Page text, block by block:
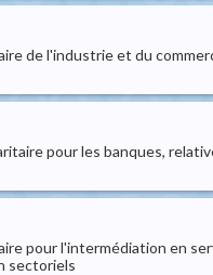
de l'industrie et du
pour les banques,
pour l'intermédiation en
sectoriels